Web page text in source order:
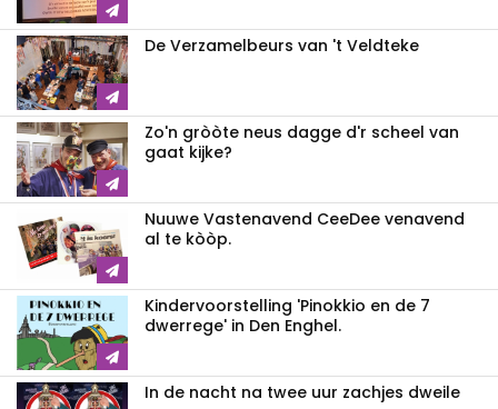
De Verzamelbeurs van 't Veldteke
Zo'n gròòte neus dagge d'r scheel van
gaat kijke?
Nuuwe Vastenavend CeeDee venavend
al te kòòp.
Kindervoorstelling 'Pinokkio en de 7
dwerrege' in Den Enghel.
In de nacht na twee uur zachjes dweile